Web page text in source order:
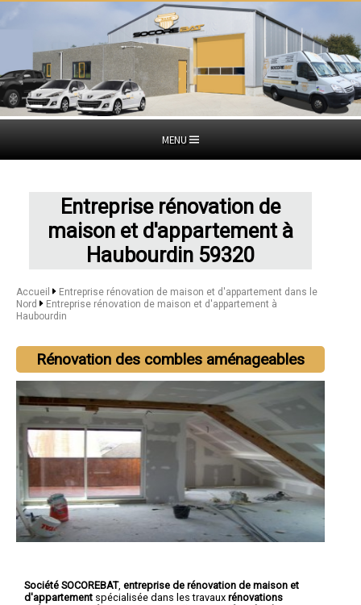
MENU
Entreprise rénovation de
maison et d'appartement à
Haubourdin 59320
Accueil
Entreprise rénovation de maison et d'appartement dans le
Nord
Entreprise rénovation de maison et d'appartement à
Haubourdin
Rénovation des combles aménageables
Société SOCOREBAT, entreprise de rénovation de maison et
d'appartement spécialisée dans les travaux rénovations